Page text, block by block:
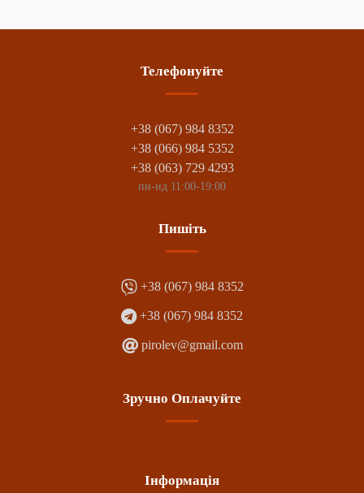
Телефонуйте
+38 (067) 984 8352
+38 (066) 984 5352
+38 (063) 729 4293
пн-нд 11:00-19:00
Пишіть
+38 (067) 984 8352
+38 (067) 984 8352
pirolev@gmail.com
Зручно Оплачуйте
Інформація